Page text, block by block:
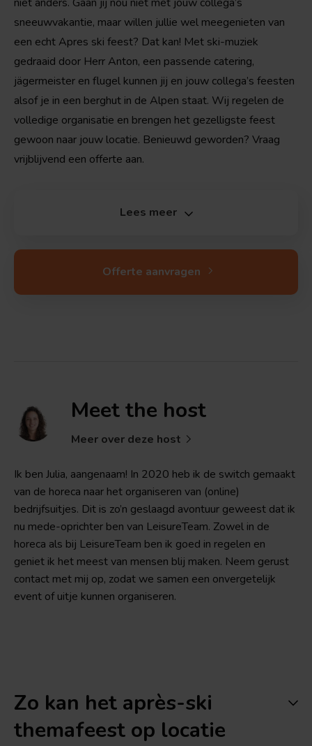
sneeuwvakantie, maar willen jullie wel meegenieten van
een echt Apres ski feest? Dat kan! Met ski-muziek
gedraaid door Herr Anton, een passende catering,
jägermeister en flugel kunnen jij en jouw collega’s feesten
alsof je in een berghut in de Alpen staat. Wij regelen de
volledige organisatie en brengen het gezelligste feest
gewoon naar jouw locatie. Benieuwd geworden? Vraag
vrijblijvend een offerte aan.
Lees meer
Offerte aanvragen
Meet the host
Meer over deze host
Ik ben Julia, aangenaam! In 2020 heb ik de switch gemaakt
van de horeca naar het organiseren van (online)
bedrijfsuitjes. Dit is zo’n geslaagd avontuur geweest dat ik
nu mede-oprichter ben van LeisureTeam. Zowel in de
horeca als bij LeisureTeam ben ik goed in regelen en
geniet ik het meest van mensen blij maken. Neem gerust
contact met mij op, zodat we samen een onvergetelijk
event of uitje kunnen organiseren.
Zo kan het après-ski
themafeest op locatie